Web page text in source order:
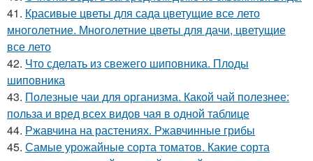
41. Красивые цветы для сада цветущие все лето
многолетние. Многолетние цветы для дачи, цветущие
все лето
42. Что сделать из свежего шиповника. Плоды
шиповника
43. Полезные чаи для организма. Какой чай полезнее:
польза и вред всех видов чая в одной таблице
44. Ржавчина на растениях. Ржавчинные грибы
45. Самые урожайные сорта томатов. Какие сорта